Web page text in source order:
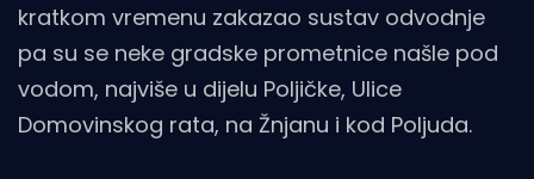
kratkom vremenu zakazao sustav odvodnje
pa su se neke gradske prometnice našle pod
vodom, najviše u dijelu Poljičke, Ulice
Domovinskog rata, na Žnjanu i kod Poljuda.